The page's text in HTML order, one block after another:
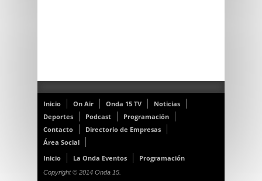
Inicio On Air Onda 15 TV
Noticias
Deportes
Podcast
Programación
Contacto
Directorio de Empresas
Área Social
Inicio
La Onda Eventos Programación
Copyright © 2014 Onda 15.